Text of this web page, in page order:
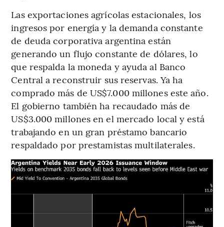
Las exportaciones agrícolas estacionales, los
ingresos por energía y la demanda constante
de deuda corporativa argentina están
generando un flujo constante de dólares, lo
que respalda la moneda y ayuda al Banco
Central a reconstruir sus reservas. Ya ha
comprado más de US$7.000 millones este año.
El gobierno también ha recaudado más de
US$3.000 millones en el mercado local y está
trabajando en un gran préstamo bancario
respaldado por prestamistas multilaterales.